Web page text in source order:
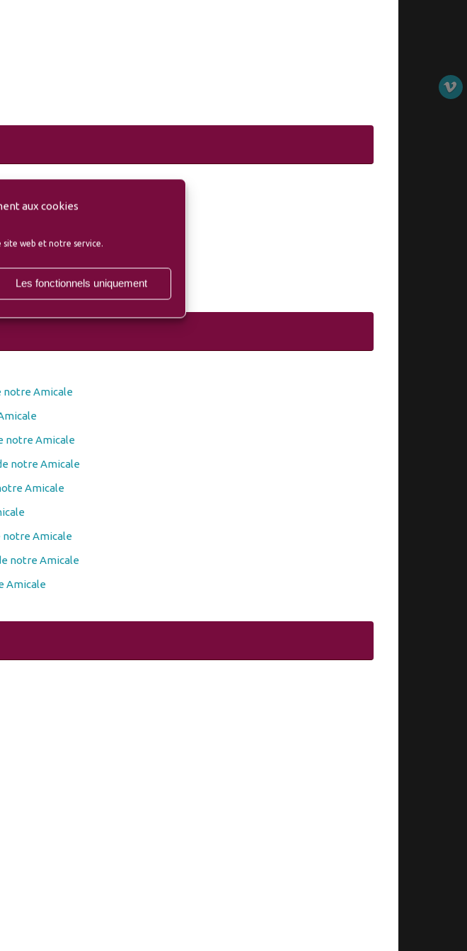
aux cookies
web et notre service.
Les fonctionnels uniquement
notre Amicale
notre Amicale
notre Amicale
Amicale
notre Amicale
notre Amicale
Amicale